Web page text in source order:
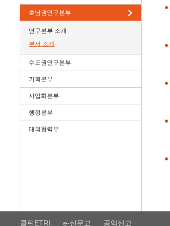
호남권연구본부
연구본부 소개
부서 소개
수도권연구본부
기획본부
사업화본부
행정본부
대외협력부
클린ETRI e-신문고 공익신고